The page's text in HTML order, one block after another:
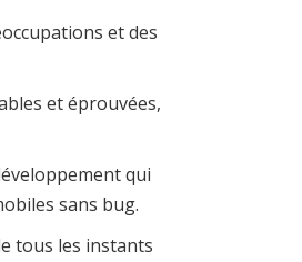
et des
et éprouvées,
qui
sans bug.
tous les instants